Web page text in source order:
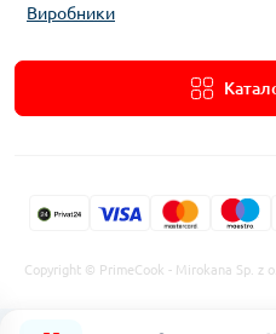
Виробники
Copyright © PrimeCook - Mirokana Sp. z